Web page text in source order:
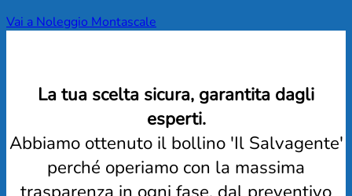
Vai a Noleggio Montascale
La tua scelta sicura, garantita dagli
esperti.
Abbiamo ottenuto il bollino 'Il Salvagente'
perché operiamo con la massima